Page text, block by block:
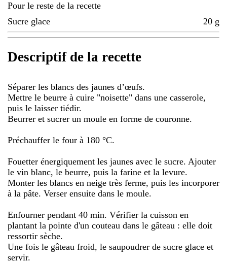
Pour le reste de la recette
Sucre glace
20 g
Descriptif de la recette
Séparer les blancs des jaunes d’œufs.
Mettre le beurre à cuire "noisette" dans une casserole,
puis le laisser tiédir.
Beurrer et sucrer un moule en forme de couronne.
Préchauffer le four à 180 °C.
Fouetter énergiquement les jaunes avec le sucre. Ajouter
le vin blanc, le beurre, puis la farine et la levure.
Monter les blancs en neige très ferme, puis les incorporer
à la pâte. Verser ensuite dans le moule.
Enfourner pendant 40 min. Vérifier la cuisson en
plantant la pointe d'un couteau dans le gâteau : elle doit
ressortir sèche.
Une fois le gâteau froid, le saupoudrer de sucre glace et
servir.